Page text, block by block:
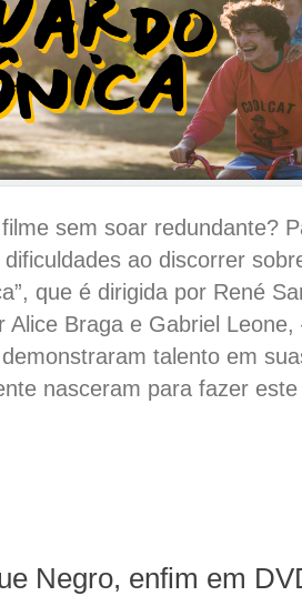
sem soar redundante?
ao discorrer
que é dirigida por René
Alice Braga e Gabriel
talento em
nasceram para fazer
Negro, enfim em